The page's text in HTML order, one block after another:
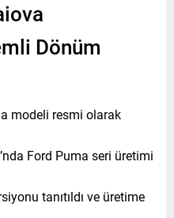
Dönüm
modeli resmi olarak
Ford Puma seri üretimi
tanıtıldı ve üretime